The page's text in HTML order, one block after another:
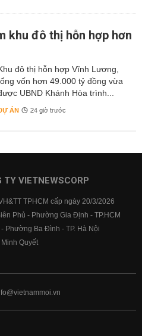
khu đô thị hỗn hợp hơn
đô thị hỗn hợp Vĩnh Lương,
vốn hơn 49.000 tỷ đồng vừa
UBND Khánh Hòa trình...
ÁN 24 giờ trước
VIETNEWSCORP
TPHCM cấp ngày 20/3/2026
Phủ - Phường Gia Định - TP.HCM
Phường Ba Đình - TP. Hà Nội
Quyết